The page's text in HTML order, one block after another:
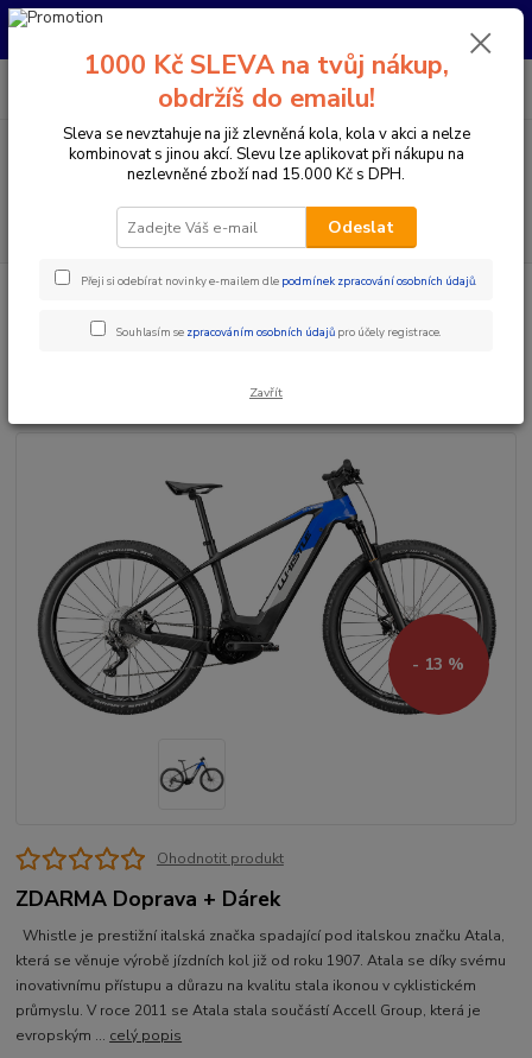
Pro nachystání kola / doplňků na prodejně si prosím zavolejte dopředu.
Menu
CZK
PO-PÁ 10:00-17:00 | SO: 9:00-12:00
Elektrokola Horská elektrokola
Horská elektrokola s předním
- 13 %
Ohodnotit produkt
ZDARMA Doprava + Dárek
Whistle je prestižní italská značka spadající pod italskou značku Atala,
která se věnuje výrobě jízdních kol již od roku 1907. Atala se díky svému
inovativnímu přístupu a důrazu na kvalitu stala ikonou v cyklistickém
průmyslu. V roce 2011 se Atala stala součástí Accell Group, která je
evropským ... celý popis
1000 Kč SLEVA na tvůj nákup,
obdržíš do emailu!
Sleva se nevztahuje na již zlevněná kola, kola v akci a nelze
kombinovat s jinou akcí. Slevu lze aplikovat při nákupu na
nezlevněné zboží nad 15.000 Kč s DPH.
Odeslat
Přeji si odebírat novinky e-mailem dle podmínek zpracování osobních údajů.
Souhlasím se zpracováním osobních údajů pro účely registrace.
Zavřít